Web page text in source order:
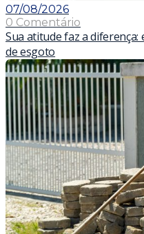
07/08/2026
0 Comentário
Sua atitude faz a
de esgoto